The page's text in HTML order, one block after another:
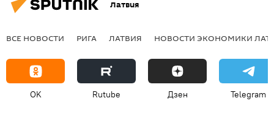
Латвия
ВСЕ НОВОСТИ РИГА ЛАТВИЯ НОВОСТИ ЭКОНОМИКИ
OK Rutube Дзен Telegram